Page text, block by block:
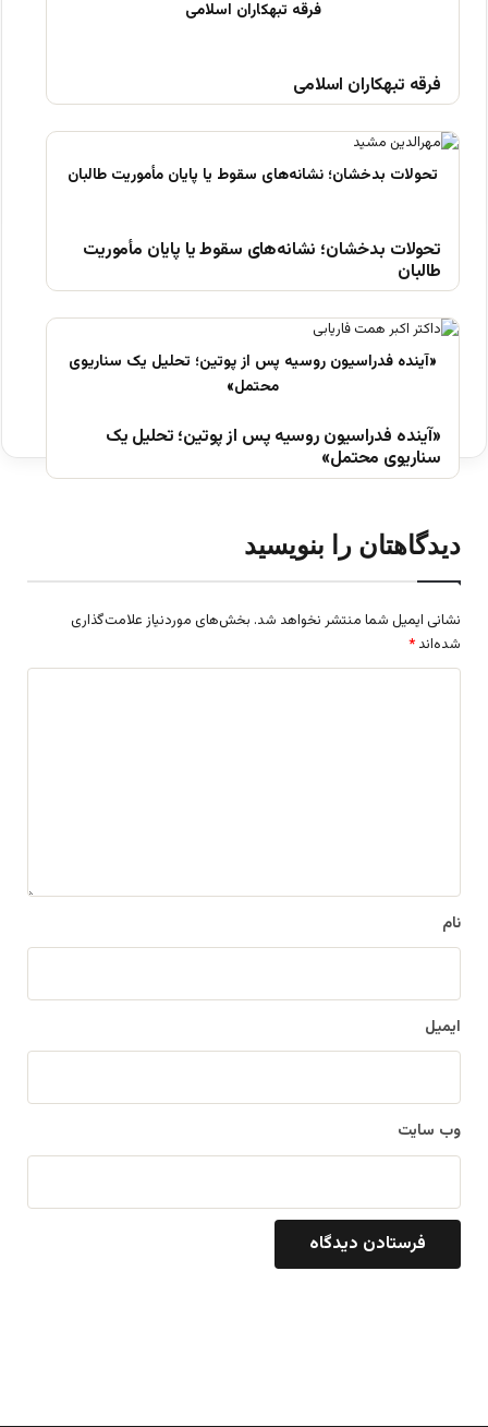
فرقه تبهکاران اسلامی
تحولات بدخشان؛ نشانه‌های سقوط یا پایان مأموریت
طالبان
«آینده فدراسیون روسیه پس از پوتین؛ تحلیل یک
سناریوی محتمل»
دیدگاهتان را بنویسید
نشانی ایمیل شما منتشر نخواهد شد. بخش‌های موردنیاز علامت‌گذاری
شده‌اند *
نام
ایمیل
وب‌ سایت